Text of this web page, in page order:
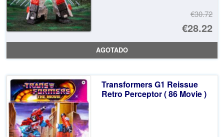
€30.72
El
€28.22
El
AGOTADO
Transformers G1 Reissue
Retro Perceptor ( 86 Movie )